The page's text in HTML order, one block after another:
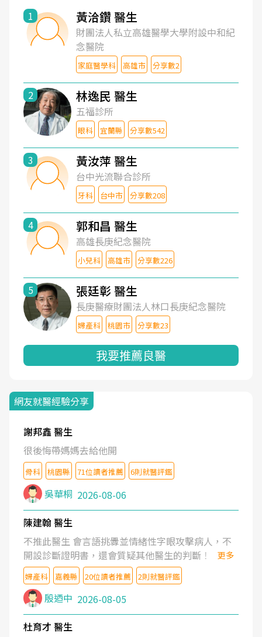
1 黃洽鑽 醫生
財團法人私立高雄醫學大學附設中和紀
念醫院
家庭醫學科 高雄市 分享數2
2 林逸民 醫生
五福診所
眼科 宜蘭縣 分享數542
3 黃汝萍 醫生
台中光流聯合診所
牙科 台中市 分享數208
4 郭和昌 醫生
高雄長庚紀念醫院
小兒科 高雄市 分享數226
5 張廷彰 醫生
長庚醫療財團法人林口長庚紀念醫院
婦產科 桃園市 分享數23
我要推薦良醫
網友就醫經驗分享
謝邦鑫 醫生
很後悔帶媽媽去給他開
骨科 桃園縣 71位讀者推薦 6則就醫評鑑
吳華桐 2026-08-06
陳建翰 醫生
不推此醫生 會言語挑釁並情緒性字眼攻擊病人，不
開設診斷證明書，還會質疑其他醫生的判斷！
更多
婦產科 嘉義縣 20位讀者推薦 2則就醫評鑑
殷迺中 2026-08-05
杜育才 醫生